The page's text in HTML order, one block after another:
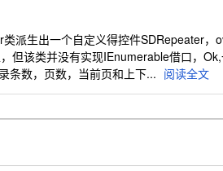
派生出一个自定义得控件SDRepeater
该类并没有实现IEnumerable借口，Ok,
条数，页数，当前页和上下... 阅读全文